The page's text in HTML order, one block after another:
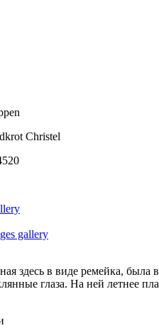
Christel
gallery
здесь в виде ремейка,
глаза. На ней летнее